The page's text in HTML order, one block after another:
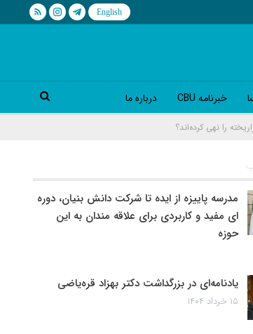
خبرنامه CBU درباره ما
را نهی کرده‌اند؟
مدرسه پاییزه از ایده تا شرکت دانش بنیان، دوره
ای مفید و کاربردی برای علاقه مندان به این
حوزه
یادنامه‌ای در بزرگداشت دکتر بهزاد قره‌یاضی
۱۵ خرداد ۱۴۰۴